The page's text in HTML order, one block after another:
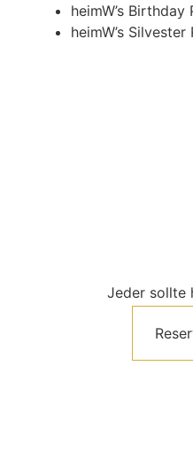
heimW’s Birthday
heimW’s
Jeder sollte